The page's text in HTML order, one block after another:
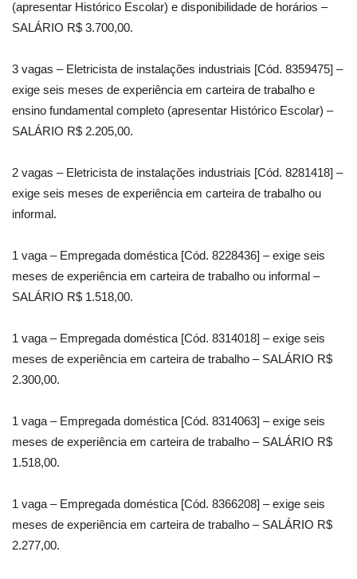
(apresentar Histórico Escolar) e disponibilidade de horários –
SALÁRIO R$ 3.700,00.
3 vagas – Eletricista de instalações industriais [Cód. 8359475] –
exige seis meses de experiência em carteira de trabalho e
ensino fundamental completo (apresentar Histórico Escolar) –
SALÁRIO R$ 2.205,00.
2 vagas – Eletricista de instalações industriais [Cód. 8281418] –
exige seis meses de experiência em carteira de trabalho ou
informal.
1 vaga – Empregada doméstica [Cód. 8228436] – exige seis
meses de experiência em carteira de trabalho ou informal –
SALÁRIO R$ 1.518,00.
1 vaga – Empregada doméstica [Cód. 8314018] – exige seis
meses de experiência em carteira de trabalho – SALÁRIO R$
2.300,00.
1 vaga – Empregada doméstica [Cód. 8314063] – exige seis
meses de experiência em carteira de trabalho – SALÁRIO R$
1.518,00.
1 vaga – Empregada doméstica [Cód. 8366208] – exige seis
meses de experiência em carteira de trabalho – SALÁRIO R$
2.277,00.